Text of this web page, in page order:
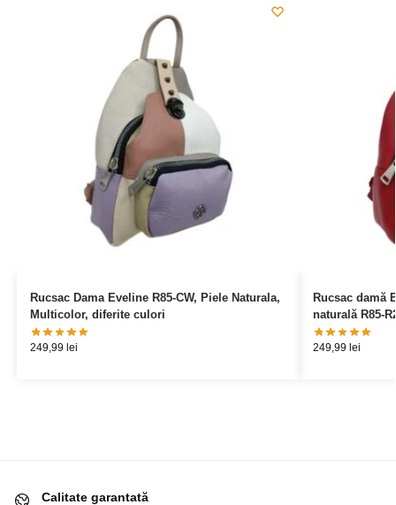
Rucsac Dama Eveline R85-CW, Piele Naturala,
Multicolor, diferite culori
249,99 lei
Rucsac damă
naturală R85-
249,99 lei
Calitate garantată